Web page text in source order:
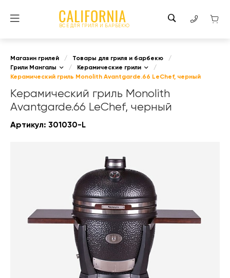
ВСЕ ДЛЯ ГРИЛЯ И БАРБЕКЮ
Магазин грилей / Товары для гриля и барбекю
/
Грили Мангалы
/ Керамические грили
/
Керамический гриль Monolith Avantgarde.66 LeChef, черный
Керамический гриль Monolith
Avantgarde.66 LeChef, черный
Артикул: 301030-L